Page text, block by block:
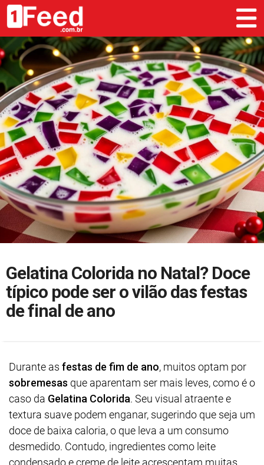
Gelatina Colorida no Natal? Doce
típico pode ser o vilão das festas
de final de ano
Durante as festas de fim de ano, muitos optam por
sobremesas que aparentam ser mais leves, como é o
caso da Gelatina Colorida. Seu visual atraente e
textura suave podem enganar, sugerindo que seja um
doce de baixa caloria, o que leva a um consumo
desmedido. Contudo, ingredientes como leite
condensado e creme de leite acrescentam muitas